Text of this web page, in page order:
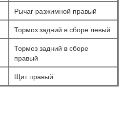
Рычаг разжимной правый
Тормоз задний в сборе левый
Тормоз задний в сборе
правый
Щит правый